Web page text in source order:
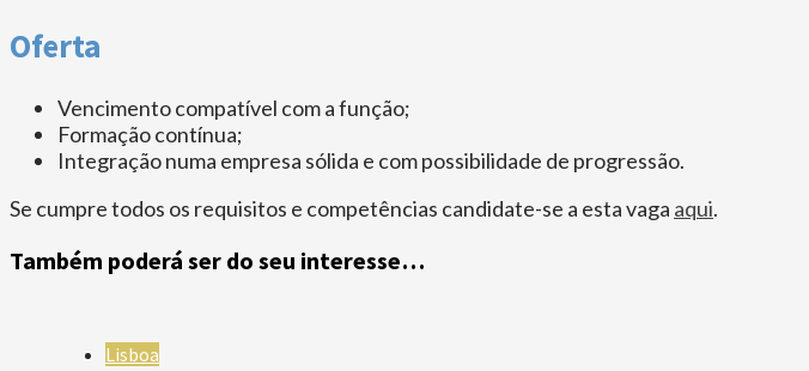
Oferta
Vencimento compatível com a função;
Formação contínua;
Integração numa empresa sólida e com possibilidade de progressão.
Se cumpre todos os requisitos e competências candidate-se a esta vaga aqui.
Também poderá ser do seu interesse…
Lisboa